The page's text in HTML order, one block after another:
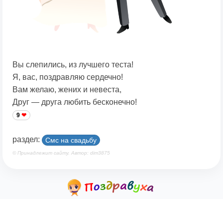
Вы слепились, из лучшего теста!
Я, вас, поздравляю сердечно!
Вам желаю, жених и невеста,
Друг — друга любить бесконечно!
9
раздел: Смс на свадьбу
© Принадлежит сайту. Автор: dim3875